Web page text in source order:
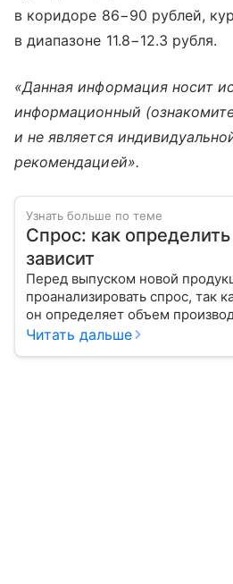
в коридоре 86−90 рублей,
в диапазоне 11.8−12.3 рубля.
«Данная информация носит
информационный
и не является
рекомендацией».
Узнать больше по теме
Спрос: как определить
зависит
Перед выпуском новой
проанализировать спрос, так
он определяет объем
С помощью эксперта
Читать дальше